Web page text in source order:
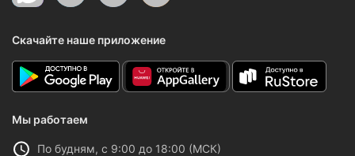
Скачайте наше приложение
Мы работаем
По будням, с 9:00 до 18:00 (МСК)